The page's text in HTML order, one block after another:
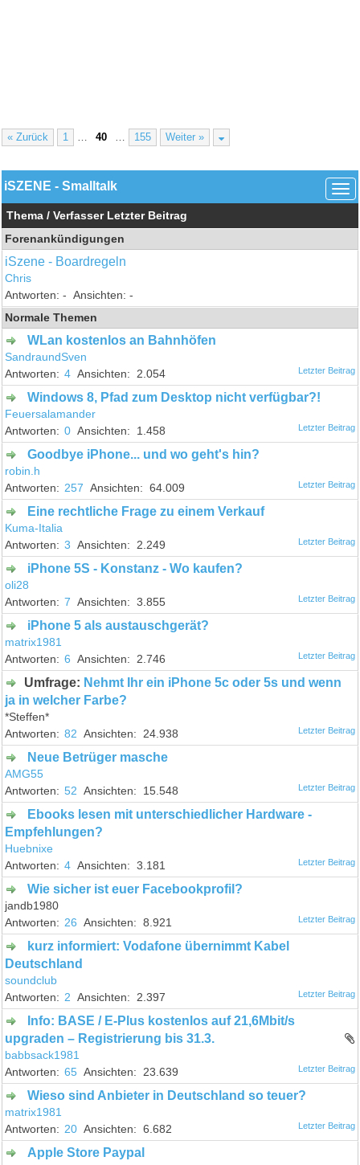
« Zurück 1 40 155 Weiter »
iSZENE - Smalltalk
Thema /Verfasser Letzter Beitrag
Forenankündigungen
iSzene - Boardregeln
Chris
-
-
Normale Themen
WLan kostenlos an Bahnhöfen
SandraundSven
4
2.054
Windows 8, Pfad zum Desktop nicht verfügbar?!
Feuersalamander
0
1.458
Goodbye iPhone... und wo geht's hin?
robin.h
257
64.009
Eine rechtliche Frage zu einem Verkauf
Kuma-Italia
3
2.249
iPhone 5S - Konstanz - Wo kaufen?
oli28
7
3.855
iPhone 5 als austauschgerät?
matrix1981
6
2.746
Umfrage: Nehmt Ihr ein iPhone 5c oder 5s und wenn
ja in welcher Farbe?
*Steffen*
82
24.938
Neue Betrüger masche
AMG55
52
15.548
Ebooks lesen mit unterschiedlicher Hardware -
Empfehlungen?
Huebnixe
4
3.181
Wie sicher ist euer Facebookprofil?
jandb1980
26
8.921
kurz informiert: Vodafone übernimmt Kabel
Deutschland
soundclub
2
2.397
Info: BASE / E-Plus kostenlos auf 21,6Mbit/s
upgraden – Registrierung bis 31.3.
babbsack1981
65
23.639
Wieso sind Anbieter in Deutschland so teuer?
matrix1981
20
6.682
Apple Store Paypal